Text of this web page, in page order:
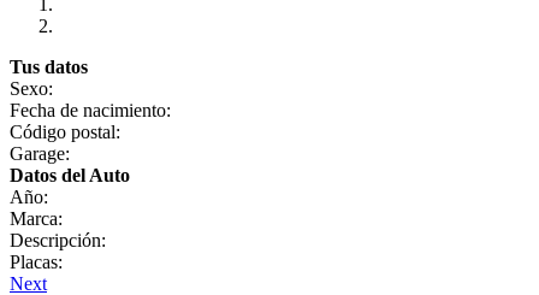
Tus datos
Sexo:
Fecha de nacimiento:
Código postal:
Garage:
Datos del Auto
Año:
Marca:
Descripción:
Placas:
Next